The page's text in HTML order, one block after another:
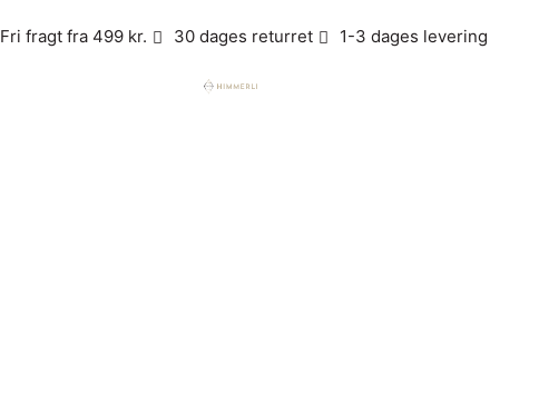
Fri fragt fra 499 kr. 30 dages returret 1-3 dages levering